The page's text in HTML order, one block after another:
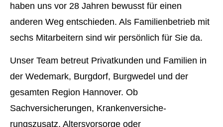
haben uns vor 28 Jahren bewusst für einen
anderen Weg entschieden. Als Familienbetrieb mit
sechs Mitarbeitern sind wir persönlich für Sie da.
Unser Team betreut Privatkunden und Familien in
der Wedemark, Burgdorf, Burgwedel und der
gesamten Region Hannover. Ob
Sachversicherungen, Kranken­ver­si­che­
rungszusatz, Alters­vorsorge oder